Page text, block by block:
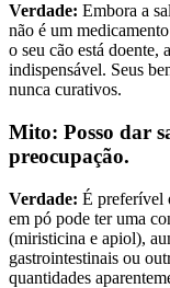
Verdade: Embora a
não é um
o seu cão está doente,
indispensável. Seus
nunca curativos.
Mito: Posso dar
preocupação.
Verdade: É preferível
em pó pode ter uma
(miristicina e apiol),
gastrointestinais ou
quantidades